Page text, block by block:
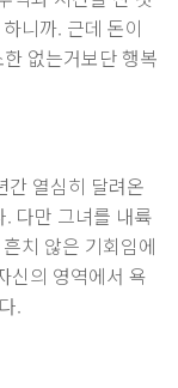
니까. 근데 돈이
없는거보단 행복
간 열심히 달려온
다만 그녀를 내륙
치 않은 기회임에
신의 영역에서 욕
.